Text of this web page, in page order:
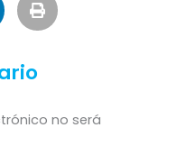
no será